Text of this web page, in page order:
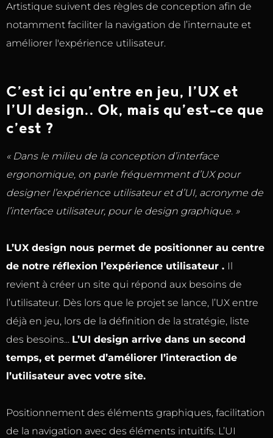
Artistique suivent des règles de conception afin de
notamment faciliter la navigation de l’internaute et
améliorer l'expérience utilisateur.
C’est ici qu’entre en jeu, l’UX et
l’UI design.. Ok, mais qu’est-ce que
c’est ?
« Dans le milieu de la conception d’interface
ergonomique, on parle fréquemment d’UX pour
designer l’expérience utilisateur et d’UI, acronyme de
l’interface utilisateur, pour le design graphique. »
L’UX design nous permet de positionner au centre
de notre réflexion l’expérience utilisateur . Il
revient à créer un site qui répond aux besoins de
l’utilisateur. Dès lors que le projet se lance, l’UX entre
déjà en jeu, lors de la définition de la stratégie, liste
des besoins... L’UI design arrive dans un second
temps, et permet d’améliorer l’interaction de
l’utilisateur avec votre site.
Positionnement des éléments graphiques, facilitation
de la navigation avec des éléments intuitifs. L’UI